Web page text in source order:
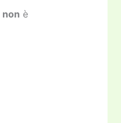
non è